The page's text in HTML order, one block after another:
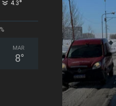
4.3°
MAR
8°